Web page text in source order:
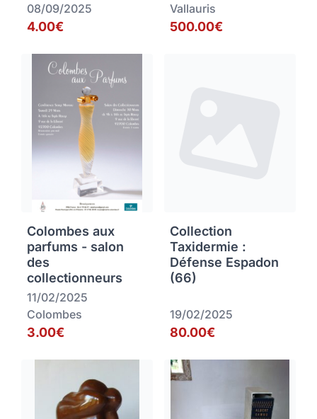
08/09/2025
4.00€
Vallauris
500.00€
Colombes aux
parfums - salon
des
collectionneurs
11/02/2025
Colombes
3.00€
Collection
Taxidermie :
Défense Espadon
(66)
19/02/2025
80.00€